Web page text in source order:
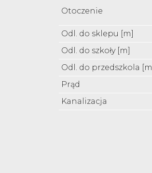
Otoczenie
Odl. do sklepu [m]
Odl. do szkoły [m]
Odl. do przedszkola [m]
Prąd
Kanalizacja